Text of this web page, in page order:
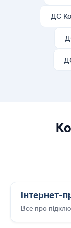
ДС
Інтернет-
Все про